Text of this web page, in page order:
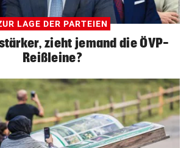
LAGE DER PARTEIEN
zieht jemand die ÖVP-
Reißleine?